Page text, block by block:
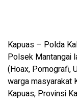
Kapuas – Polda
Polsek Mantangai
(Hoax, Pornografi,
warga masyarakat
Kapuas, Provinsi